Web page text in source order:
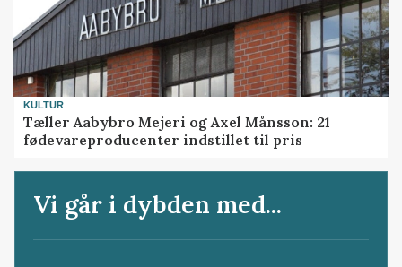
KULTUR
Tæller Aabybro Mejeri og Axel Månsson: 21
fødevareproducenter indstillet til pris
Vi går i dybden med...